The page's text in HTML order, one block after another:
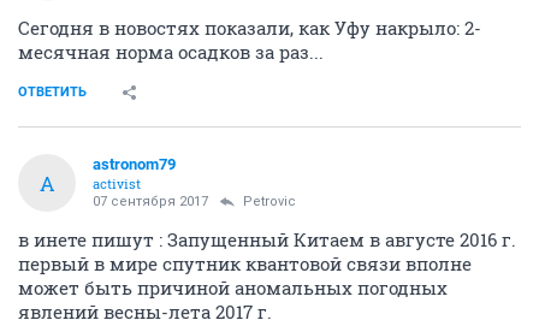
Сегодня в новостях показали, как Уфу накрыло: 2-
месячная норма осадков за раз...
ОТВЕТИТЬ
A
astronom79
activist
07 сентября 2017 Petrovic
в инете пишут : Запущенный Китаем в августе 2016 г.
первый в мире спутник квантовой связи вполне
может быть причиной аномальных погодных
явлений весны-лета 2017 г.